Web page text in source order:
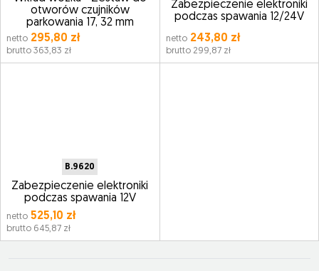
otworów czujników
parkowania 17, 32 mm
netto 295,80 zł
brutto 363,83 zł
Zabezpieczenie elektroniki
podczas spawania 12/24V
netto243,80 zł
brutto 299,87 zł
B.9620
Zabezpieczenie elektroniki
podczas spawania 12V
netto 525,10 zł
brutto 645,87 zł